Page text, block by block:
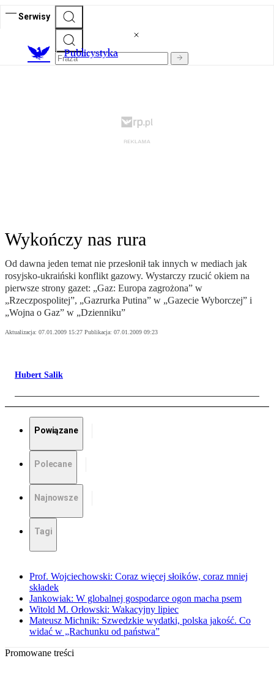
Serwisy
Publicystyka
Wykończy nas rura
Od dawna jeden temat nie przesłonił tak innych w mediach jak
rosyjsko-ukraiński konflikt gazowy. Wystarczy rzucić okiem na
pierwsze strony gazet: „Gaz: Europa zagrożona” w
„Rzeczpospolitej”, „Gazrurka Putina” w „Gazecie Wyborczej” i
„Wojna o Gaz” w „Dzienniku”
Aktualizacja: 07.01.2009 15:27 Publikacja: 07.01.2009 09:23
Hubert Salik
Powiązane
Polecane
Najnowsze
Tagi
Prof. Wojciechowski: Coraz więcej słoików, coraz mniej
składek
Jankowiak: W globalnej gospodarce ogon macha psem
Witold M. Orłowski: Wakacyjny lipiec
Mateusz Michnik: Szwedzkie wydatki, polska jakość. Co
widać w „Rachunku od państwa”
Promowane treści